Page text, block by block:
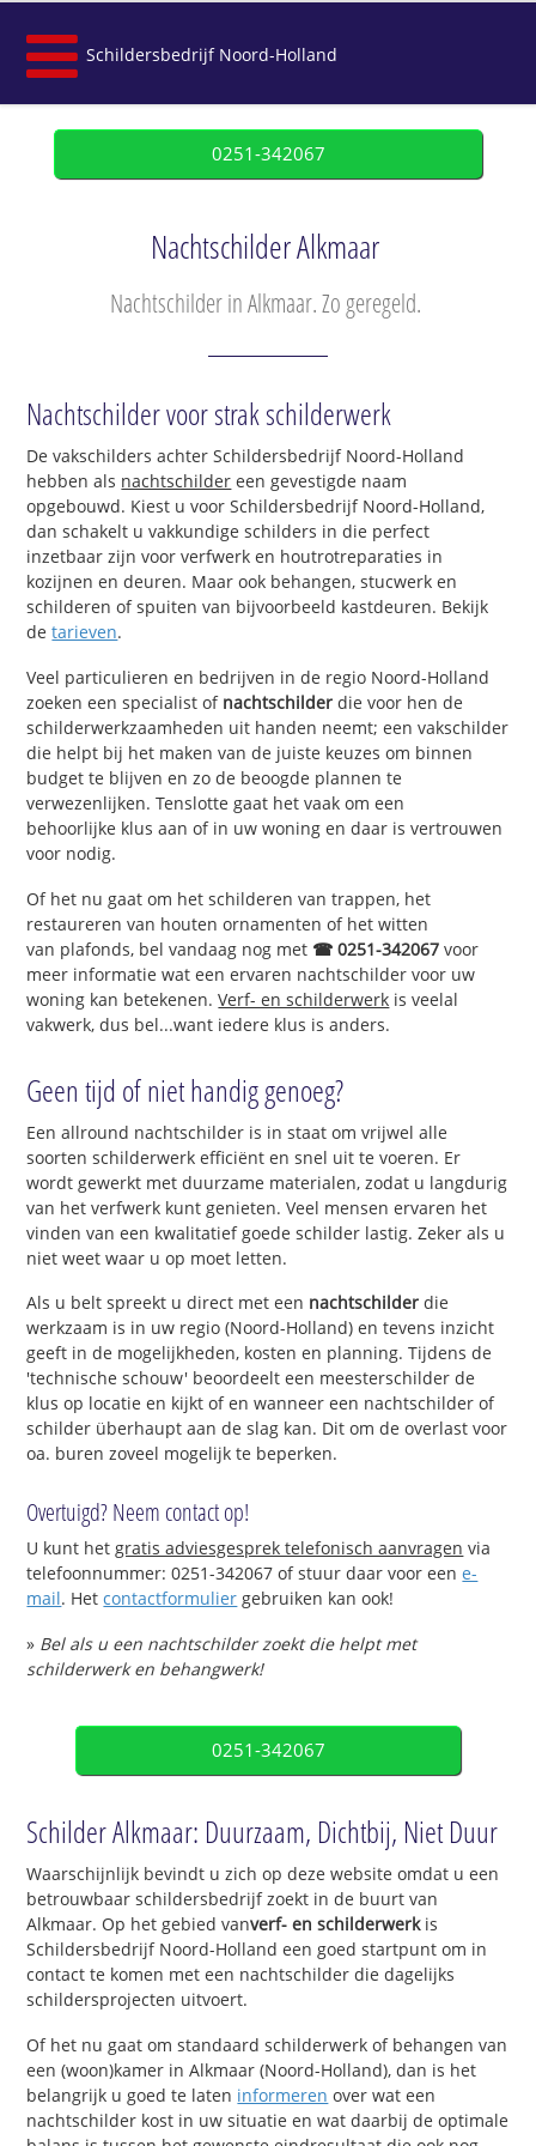
Schildersbedrijf Noord-Holland
0251-342067
Nachtschilder Alkmaar
Nachtschilder in Alkmaar. Zo geregeld.
Nachtschilder voor strak schilderwerk
De vakschilders achter Schildersbedrijf Noord-Holland
hebben als nachtschilder een gevestigde naam
opgebouwd. Kiest u voor Schildersbedrijf Noord-Holland,
dan schakelt u vakkundige schilders in die perfect
inzetbaar zijn voor verfwerk en houtrotreparaties in
kozijnen en deuren. Maar ook behangen, stucwerk en
schilderen of spuiten van bijvoorbeeld kastdeuren. Bekijk
detarieven.
Veel particulieren en bedrijven in de regio Noord-Holland
zoeken een specialist of nachtschilder die voor hen de
schilderwerkzaamheden uit handen neemt; een vakschilder
die helpt bij het maken van de juiste keuzes om binnen
budget te blijven en zo de beoogde plannen te
verwezenlijken. Tenslotte gaat het vaak om een
behoorlijke klus aan of in uw woning en daar is vertrouwen
voor nodig.
Of het nu gaat om het schilderen van trappen, het
restaureren van houten ornamenten of het witten
van plafonds, bel vandaag nog met ☎ 0251-342067 voor
meer informatie wat een ervaren nachtschilder voor uw
woning kan betekenen.Verf- en schilderwerk is veelal
vakwerk, dus bel...want iedere klus is anders.
Geen tijd of niet handig genoeg?
Een allround nachtschilder is in staat om vrijwel alle
soorten schilderwerk efficiënt en snel uit te voeren. Er
wordt gewerkt met duurzame materialen, zodat u langdurig
van het verfwerk kunt genieten. Veel mensen ervaren het
vinden van een kwalitatief goede schilder lastig. Zeker als u
niet weet waar u op moet letten.
Als u belt spreekt u direct met een nachtschilder die
werkzaam is in uw regio (Noord-Holland) en tevens inzicht
geeft in de mogelijkheden, kosten en planning. Tijdens de
'technische schouw' beoordeelt een meesterschilder de
klus op locatie en kijkt of en wanneer een nachtschilder of
schilder überhaupt aan de slag kan. Dit om de overlast voor
oa. buren zoveel mogelijk te beperken.
Overtuigd? Neem contact op!
U kunt hetgratis adviesgesprek telefonisch aanvragen via
telefoonnummer: 0251-342067 of stuur daar voor eene-
mail. Hetcontactformulier gebruiken kan ook!
» Bel als u een nachtschilder zoekt die helpt met
schilderwerk en behangwerk!
0251-342067
Schilder Alkmaar: Duurzaam, Dichtbij, Niet Duur
Waarschijnlijk bevindt u zich op deze website omdat u een
betrouwbaar schildersbedrijf zoekt in de buurt van
Alkmaar. Op het gebied vanverf- en schilderwerkis
Schildersbedrijf Noord-Holland een goed startpunt om in
contact te komen met een nachtschilder die dagelijks
schildersprojecten uitvoert.
Of het nu gaat om standaard schilderwerk of behangen van
een (woon)kamer in Alkmaar (Noord-Holland), dan is het
belangrijk u goed te laten informeren over wat een
nachtschilder kost in uw situatie en wat daarbij de optimale